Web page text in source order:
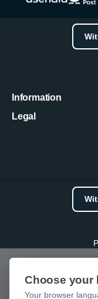
Information
Legal
Choose your
Your browser